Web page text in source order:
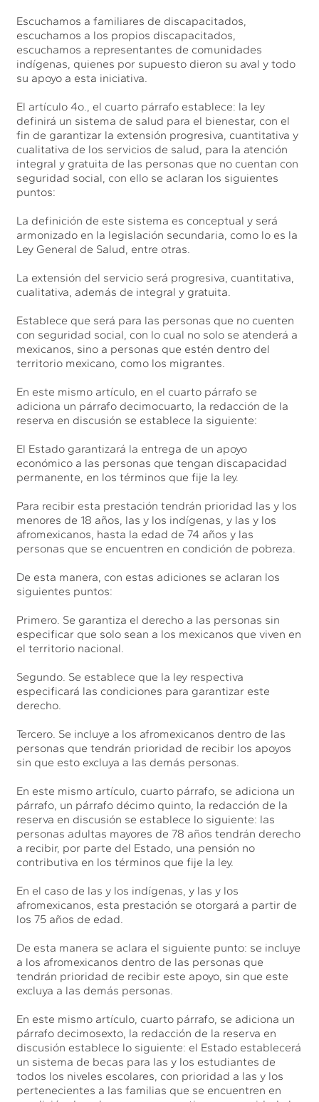
Escuchamos a familiares de discapacitados,
escuchamos a los propios discapacitados,
escuchamos a representantes de comunidades
indígenas, quienes por supuesto dieron su aval y todo
su apoyo a esta iniciativa.
El artículo 4o., el cuarto párrafo establece: la ley
definirá un sistema de salud para el bienestar, con el
fin de garantizar la extensión progresiva, cuantitativa y
cualitativa de los servicios de salud, para la atención
integral y gratuita de las personas que no cuentan con
seguridad social, con ello se aclaran los siguientes
puntos:
La definición de este sistema es conceptual y será
armonizado en la legislación secundaria, como lo es la
Ley General de Salud, entre otras.
La extensión del servicio será progresiva, cuantitativa,
cualitativa, además de integral y gratuita.
Establece que será para las personas que no cuenten
con seguridad social, con lo cual no solo se atenderá a
mexicanos, sino a personas que estén dentro del
territorio mexicano, como los migrantes.
En este mismo artículo, en el cuarto párrafo se
adiciona un párrafo decimocuarto, la redacción de la
reserva en discusión se establece la siguiente:
El Estado garantizará la entrega de un apoyo
económico a las personas que tengan discapacidad
permanente, en los términos que fije la ley.
Para recibir esta prestación tendrán prioridad las y los
menores de 18 años, las y los indígenas, y las y los
afromexicanos, hasta la edad de 74 años y las
personas que se encuentren en condición de pobreza.
De esta manera, con estas adiciones se aclaran los
siguientes puntos:
Primero. Se garantiza el derecho a las personas sin
especificar que solo sean a los mexicanos que viven en
el territorio nacional.
Segundo. Se establece que la ley respectiva
especificará las condiciones para garantizar este
derecho.
Tercero. Se incluye a los afromexicanos dentro de las
personas que tendrán prioridad de recibir los apoyos
sin que esto excluya a las demás personas.
En este mismo artículo, cuarto párrafo, se adiciona un
párrafo, un párrafo décimo quinto, la redacción de la
reserva en discusión se establece lo siguiente: las
personas adultas mayores de 78 años tendrán derecho
a recibir, por parte del Estado, una pensión no
contributiva en los términos que fije la ley.
En el caso de las y los indígenas, y las y los
afromexicanos, esta prestación se otorgará a partir de
los 75 años de edad.
De esta manera se aclara el siguiente punto: se incluye
a los afromexicanos dentro de las personas que
tendrán prioridad de recibir este apoyo, sin que este
excluya a las demás personas.
En este mismo artículo, cuarto párrafo, se adiciona un
párrafo decimosexto, la redacción de la reserva en
discusión establece lo siguiente: el Estado establecerá
un sistema de becas para las y los estudiantes de
todos los niveles escolares, con prioridad a las y los
pertenecientes a las familias que se encuentren en